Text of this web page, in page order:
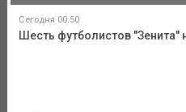
Сегодня 00:50
Шесть футболистов "Зенита"